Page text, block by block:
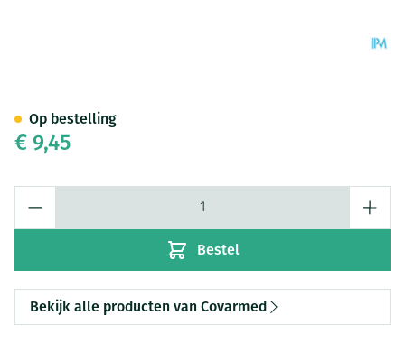
€ 9,45
Bestel
Op bestelling
Bekijk alle producten van Covarmed